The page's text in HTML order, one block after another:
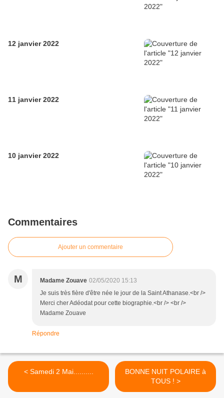
12 janvier 2022
11 janvier 2022
10 janvier 2022
Commentaires
Ajouter un commentaire
M Madame Zouave 02/05/2020 15:13
Je suis très fière d'être née le jour de la Saint Athanase.<br />
Merci cher Adéodat pour cette biographie.<br /> <br />
Madame Zouave
Répondre
< Samedi 2 Mai..........
BONNE NUIT POLAIRE à
TOUS ! >